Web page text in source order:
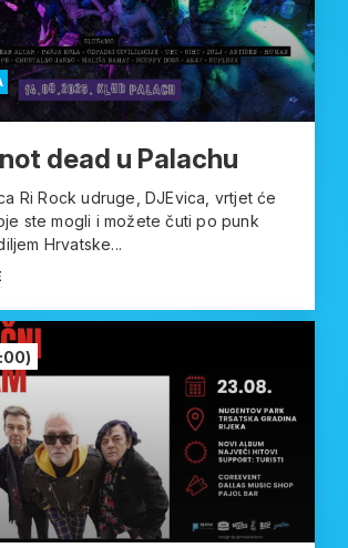
not dead u Palachu
Ri Rock udruge, DJEvica, vrtjet će
ste mogli i možete čuti po punk
Hrvatske...